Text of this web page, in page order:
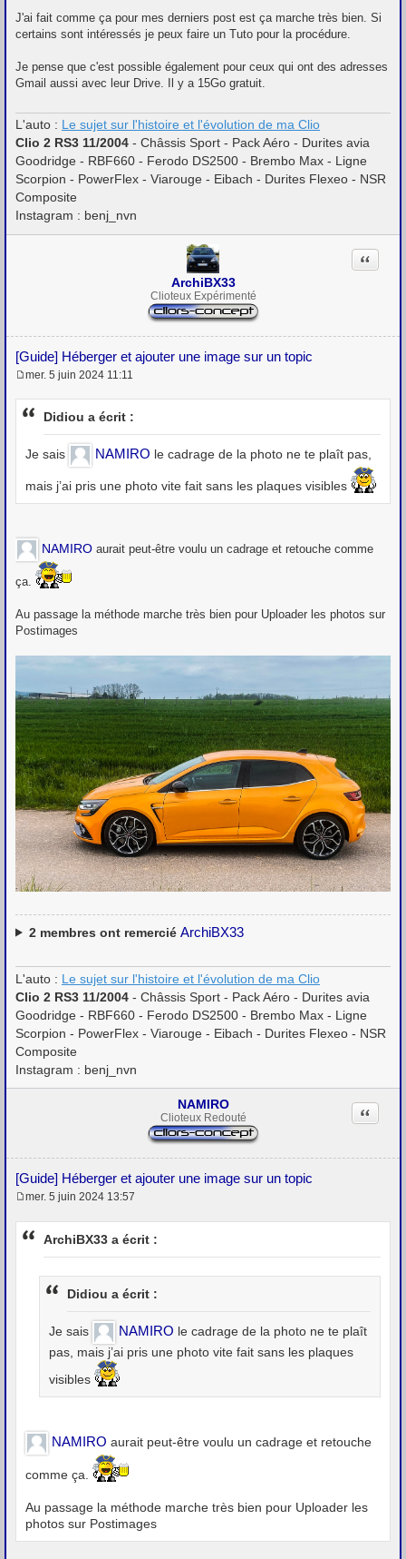
g
e
J'ai fait comme ça pour mes derniers post est ça marche très bien. Si
certains sont intéressés je peux faire un Tuto pour la procédure.
Je pense que c'est possible également pour ceux qui ont des adresses
Gmail aussi avec leur Drive. Il y a 15Go gratuit.
L'auto : Le sujet sur l'histoire et l'évolution de ma Clio
Clio 2 RS3 11/2004 - Châssis Sport - Pack Aéro - Durites avia
Goodridge - RBF660 - Ferodo DS2500 - Brembo Max - Ligne
Scorpion - PowerFlex - Viarouge - Eibach - Durites Flexeo - NSR
Composite
Instagram : benj_nvn
ArchiBX33
Clioteux Expérimenté
[Guide] Héberger et ajouter une image sur un topic
Citation
e
s
g
e
mer. 5 juin 2024 11:11
Didiou a écrit :
Je sais NAMIRO le cadrage de la photo ne te plaît pas,
mais j’ai pris une photo vite fait sans les plaques visibles
NAMIRO aurait peut-être voulu un cadrage et retouche comme
ça.
Au passage la méthode marche très bien pour Uploader les photos sur
Postimages
2membres ont remercié ArchiBX33
L'auto : Le sujet sur l'histoire et l'évolution de ma Clio
Clio 2 RS3 11/2004 - Châssis Sport - Pack Aéro - Durites avia
Goodridge - RBF660 - Ferodo DS2500 - Brembo Max - Ligne
Scorpion - PowerFlex - Viarouge - Eibach - Durites Flexeo - NSR
Composite
Instagram : benj_nvn
NAMIRO
Clioteux Redouté
[Guide] Héberger et ajouter une image sur un topic
Citation
e
s
mer. 5 juin 2024 13:57
ArchiBX33 a écrit :
Didiou a écrit :
Je sais NAMIRO le cadrage de la photo ne te plaît
pas, mais j’ai pris une photo vite fait sans les plaques
visibles
NAMIRO aurait peut-être voulu un cadrage et retouche
comme ça.
Au passage la méthode marche très bien pour Uploader les
photos sur Postimages